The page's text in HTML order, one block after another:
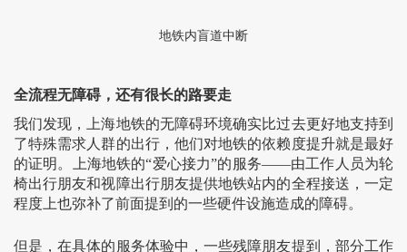
地铁内盲道中断
全流程无障碍，还有很长的路要走
我们发现，上海地铁的无障碍环境确实比过去更好地支持到
了特殊需求人群的出行，他们对地铁的依赖度提升就是最好
的证明。上海地铁的“爱心接力”的服务——由工作人员为轮
椅出行朋友和视障出行朋友提供地铁站内的全程接送，一定
程度上也弥补了前面提到的一些硬件设施造成的障碍。
但是，在具体的服务体验中，一些残障朋友提到，部分工作